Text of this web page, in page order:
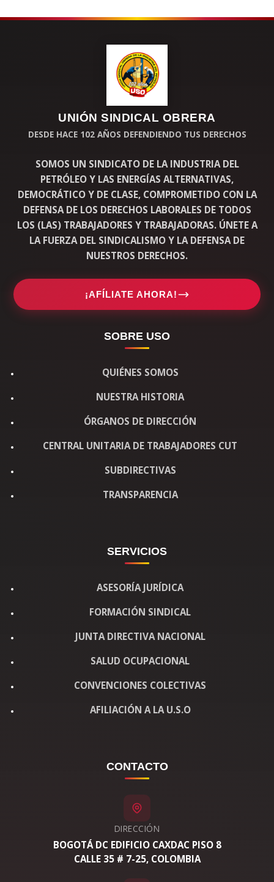
UNIÓN SINDICAL OBRERA
DESDE HACE 102 AÑOS DEFENDIENDO TUS DERECHOS
SOMOS UN SINDICATO DE LA INDUSTRIA DEL
PETRÓLEO Y LAS ENERGÍAS ALTERNATIVAS,
DEMOCRÁTICO Y DE CLASE, COMPROMETIDO CON LA
DEFENSA DE LOS DERECHOS LABORALES DE TODOS
LOS (LAS) TRABAJADORES Y TRABAJADORAS. ÚNETE A
LA FUERZA DEL SINDICALISMO Y LA DEFENSA DE
NUESTROS DERECHOS.
¡AFÍLIATE AHORA!
SOBRE USO
QUIÉNES SOMOS
NUESTRA HISTORIA
ÓRGANOS DE DIRECCIÓN
CENTRAL UNITARIA DE TRABAJADORES CUT
SUBDIRECTIVAS
TRANSPARENCIA
SERVICIOS
ASESORÍA JURÍDICA
FORMACIÓN SINDICAL
JUNTA DIRECTIVA NACIONAL
SALUD OCUPACIONAL
CONVENCIONES COLECTIVAS
AFILIACIÓN A LA U.S.O
CONTACTO
DIRECCIÓN
BOGOTÁ DC EDIFICIO CAXDAC PISO 8
CALLE 35 # 7-25, COLOMBIA